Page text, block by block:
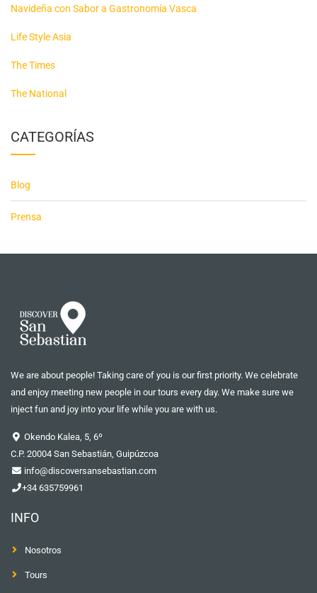
Navideña con Sabor a Gastronomía Vasca
Life Style Asia
The Times
The National
CATEGORÍAS
Blog
Prensa
We are about people! Taking care of you is our first priority. We celebrate
and enjoy meeting new people in our tours every day. We make sure we
inject fun and joy into your life while you are with us.
Okendo Kalea, 5, 6º
C.P. 20004 San Sebastián, Guipúzcoa
info@discoversansebastian.com
+34 635759961
INFO
Nosotros
Tours